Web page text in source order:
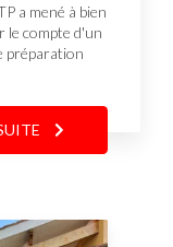
a mené à bien
le compte d'un
préparation